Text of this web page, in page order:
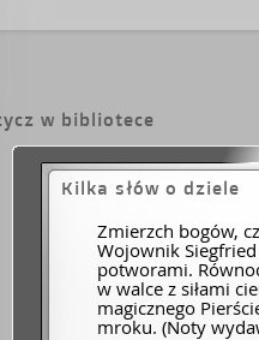
w bibliotece
Kilka słów o dziele
Zmierzch bogów,
Wojownik
potworami.
w walce z siłami
magicznego
mroku. (Noty